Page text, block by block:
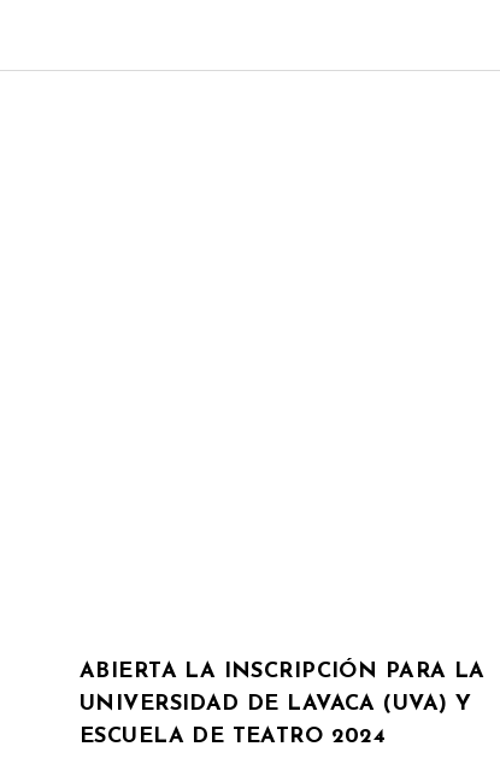
ABIERTA LA INSCRIPCIÓN PARA LA
UNIVERSIDAD DE LAVACA (UVA) Y
ESCUELA DE TEATRO 2024